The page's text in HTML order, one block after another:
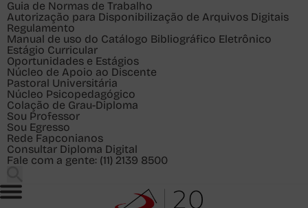
Guia de Normas de Trabalho
Autorização para Disponibilização de Arquivos Digitais
Regulamento
Manual de uso do Catálogo Bibliográfico Eletrônico
Estágio Curricular
Oportunidades e Estágios
Núcleo de Apoio ao Discente
Pastoral Universitária
Núcleo Psicopedagógico
Colação de Grau-Diploma
Sou Professor
Sou Egresso
Rede Fapconianos
Consultar Diploma Digital
Fale com a gente: (11) 2139 8500